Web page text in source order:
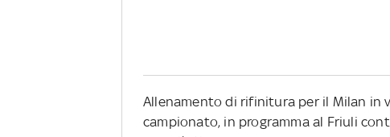
Allenamento di rifinitura per il Milan in
campionato, in programma al Friuli